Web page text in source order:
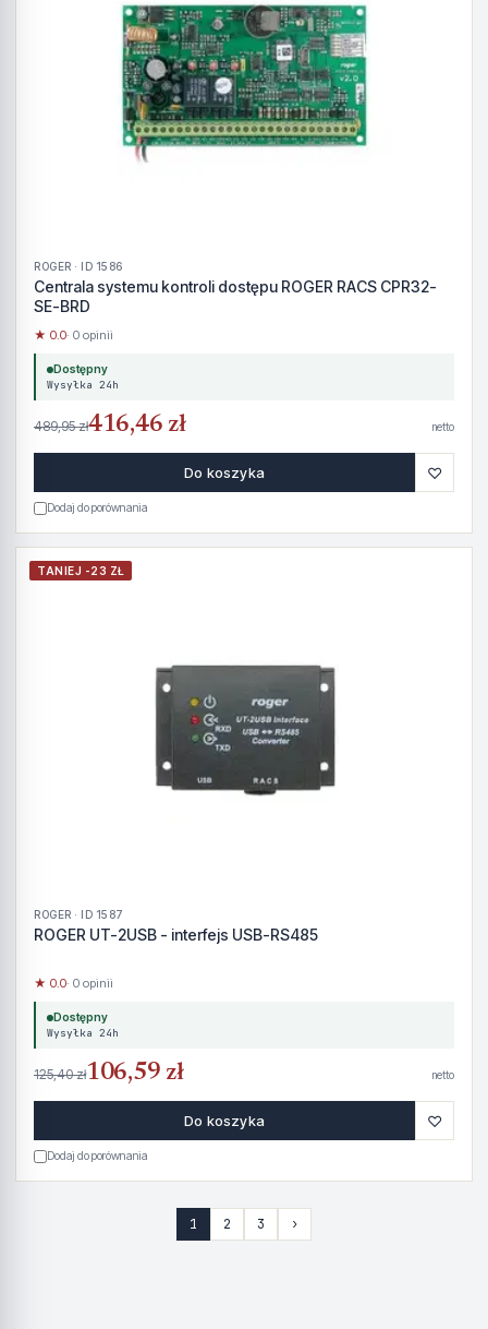
ROGER · ID 1586
Centrala systemu kontroli dostępu ROGER RACS CPR32-
SE-BRD
★ 0.0· 0 opinii
Dostępny
Wysyłka 24h
489,95 zł416,46 zł netto
Do koszyka ♡
Dodaj do porównania
TANIEJ -23 ZŁ
ROGER · ID 1587
ROGER UT-2USB - interfejs USB-RS485
★ 0.0· 0 opinii
Dostępny
Wysyłka 24h
125,40 zł106,59 zł netto
Do koszyka ♡
Dodaj do porównania
1 2 3 ›